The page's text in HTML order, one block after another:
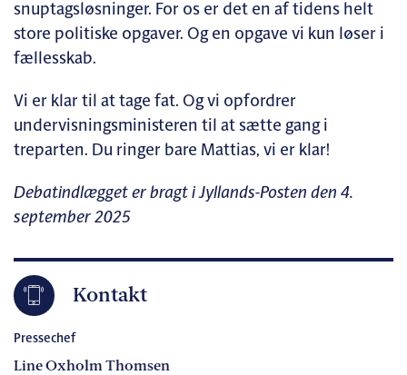
snuptagsløsninger. For os er det en af tidens helt
store politiske opgaver. Og en opgave vi kun løser i
fællesskab.
Vi er klar til at tage fat. Og vi opfordrer
undervisningsministeren til at sætte gang i
treparten. Du ringer bare Mattias, vi er klar!
Debatindlægget er bragt i Jyllands-Posten den 4.
september 2025
Kontakt
Pressechef
Line Oxholm Thomsen